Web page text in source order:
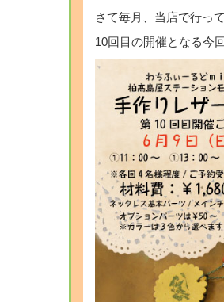
さて毎月、当店で行っ
10回目の開催となる今